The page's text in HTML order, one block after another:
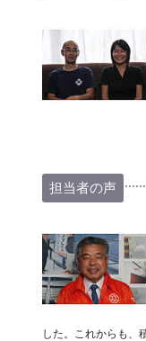
担当者の声
した。これからも、